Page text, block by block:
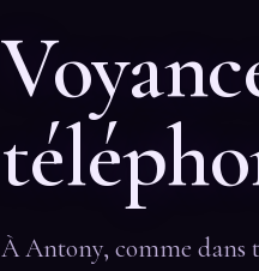
À Antony, comme dans